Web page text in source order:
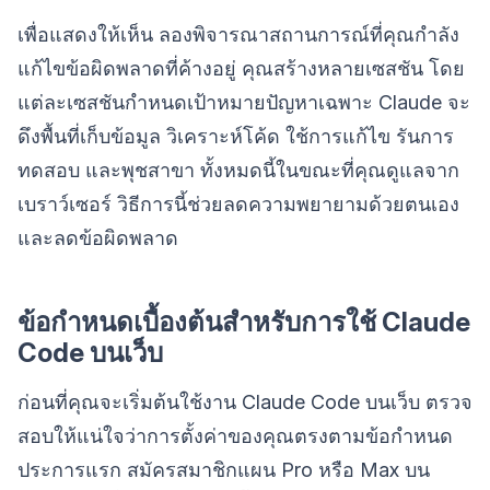
เพื่อแสดงให้เห็น ลองพิจารณาสถานการณ์ที่คุณกำลัง
แก้ไขข้อผิดพลาดที่ค้างอยู่ คุณสร้างหลายเซสชัน โดย
แต่ละเซสชันกำหนดเป้าหมายปัญหาเฉพาะ Claude จะ
ดึงพื้นที่เก็บข้อมูล วิเคราะห์โค้ด ใช้การแก้ไข รันการ
ทดสอบ และพุชสาขา ทั้งหมดนี้ในขณะที่คุณดูแลจาก
เบราว์เซอร์ วิธีการนี้ช่วยลดความพยายามด้วยตนเอง
และลดข้อผิดพลาด
ข้อกำหนดเบื้องต้นสำหรับการใช้ Claude
Code บนเว็บ
ก่อนที่คุณจะเริ่มต้นใช้งาน Claude Code บนเว็บ ตรวจ
สอบให้แน่ใจว่าการตั้งค่าของคุณตรงตามข้อกำหนด
ประการแรก สมัครสมาชิกแผน Pro หรือ Max บน